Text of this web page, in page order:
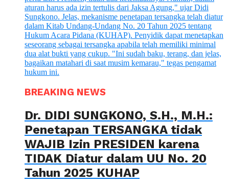
BREAKING NEWS
Dr. DIDI SUNGKONO, S.H., M.H.:
Penetapan TERSANGKA tidak
WAJIB Izin PRESIDEN karena
TIDAK Diatur dalam UU No. 20
Tahun 2025 KUHAP